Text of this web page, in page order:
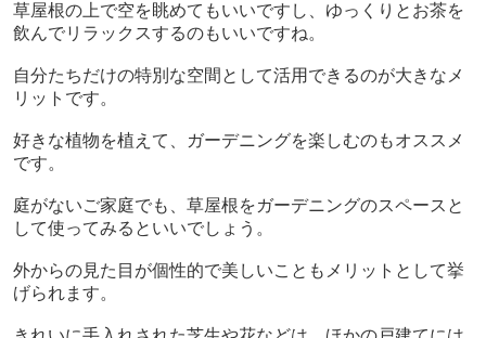
草屋根の上で空を眺めてもいいですし、ゆっくりとお茶を
飲んでリラックスするのもいいですね。
自分たちだけの特別な空間として活用できるのが大きなメ
リットです。
好きな植物を植えて、ガーデニングを楽しむのもオススメ
です。
庭がないご家庭でも、草屋根をガーデニングのスペースと
して使ってみるといいでしょう。
外からの見た目が個性的で美しいこともメリットとして挙
げられます。